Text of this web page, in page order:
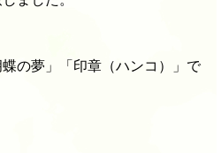
の夢」「印章（ハンコ）」で